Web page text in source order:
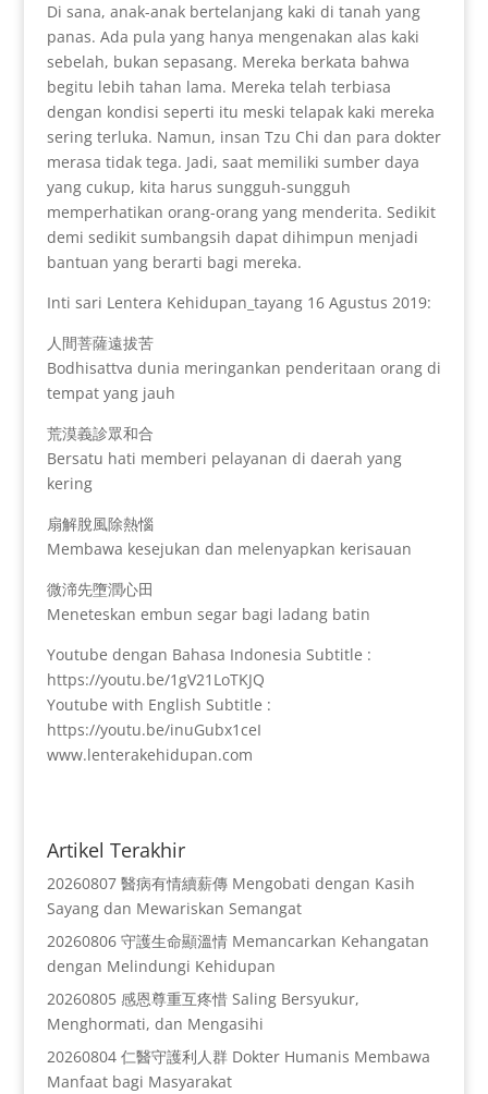
Di sana, anak-anak bertelanjang kaki di tanah yang
panas. Ada pula yang hanya mengenakan alas kaki
sebelah, bukan sepasang. Mereka berkata bahwa
begitu lebih tahan lama. Mereka telah terbiasa
dengan kondisi seperti itu meski telapak kaki mereka
sering terluka. Namun, insan Tzu Chi dan para dokter
merasa tidak tega. Jadi, saat memiliki sumber daya
yang cukup, kita harus sungguh-sungguh
memperhatikan orang-orang yang menderita. Sedikit
demi sedikit sumbangsih dapat dihimpun menjadi
bantuan yang berarti bagi mereka.
Inti sari Lentera Kehidupan_tayang 16 Agustus 2019:
人間菩薩遠拔苦
Bodhisattva dunia meringankan penderitaan orang di
tempat yang jauh
荒漠義診眾和合
Bersatu hati memberi pelayanan di daerah yang
kering
扇解脫風除熱惱
Membawa kesejukan dan melenyapkan kerisauan
微渧先墮潤心田
Meneteskan embun segar bagi ladang batin
Youtube dengan Bahasa Indonesia Subtitle :
https://youtu.be/1gV21LoTKJQ
Youtube with English Subtitle :
https://youtu.be/inuGubx1ceI
www.lenterakehidupan.com
Artikel Terakhir
20260807 醫病有情續薪傳 Mengobati dengan Kasih
Sayang dan Mewariskan Semangat
20260806 守護生命顯溫情 Memancarkan Kehangatan
dengan Melindungi Kehidupan
20260805 感恩尊重互疼惜 Saling Bersyukur,
Menghormati, dan Mengasihi
20260804 仁醫守護利人群 Dokter Humanis Membawa
Manfaat bagi Masyarakat